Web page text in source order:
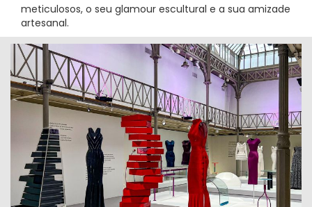
meticulosos, o seu glamour escultural e a sua amizade
artesanal.